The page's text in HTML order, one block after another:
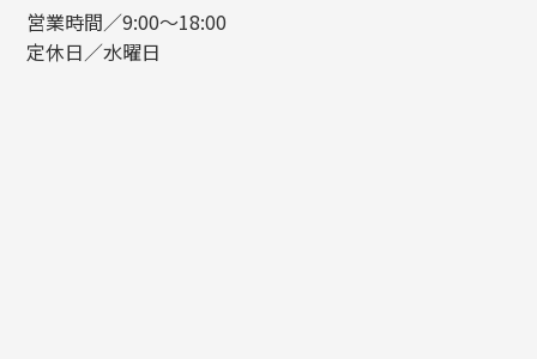
営業時間／9:00～18:00
定休日／水曜日